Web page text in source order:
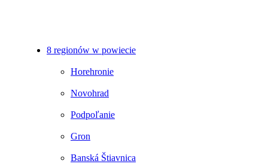
8 regionów w powiecie
Horehronie
Novohrad
Podpoľanie
Gron
Banská Štiavnica